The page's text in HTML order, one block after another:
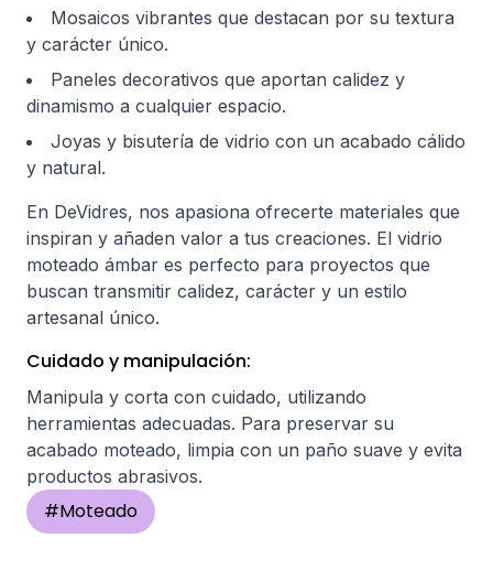
Mosaicos vibrantes que destacan por su textura
y carácter único.
Paneles decorativos que aportan calidez y
dinamismo a cualquier espacio.
Joyas y bisutería de vidrio con un acabado cálido
y natural.
En DeVidres, nos apasiona ofrecerte materiales que
inspiran y añaden valor a tus creaciones. El vidrio
moteado ámbar es perfecto para proyectos que
buscan transmitir calidez, carácter y un estilo
artesanal único.
Cuidado y manipulación:
Manipula y corta con cuidado, utilizando
herramientas adecuadas. Para preservar su
acabado moteado, limpia con un paño suave y evita
productos abrasivos.
#Moteado